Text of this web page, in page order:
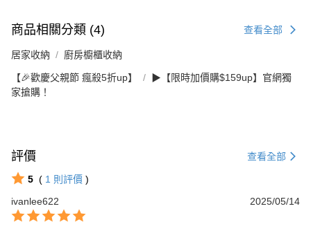
商品相關分類 (4) 查看全部
居家收納 廚房櫥櫃收納
【🎉歡慶父親節 瘋殺5折up】
▶【限時加價購$159up】官網獨
家搶購！
評價 查看全部
5 ( 1 則評價 )
ivanlee622
2025/05/14